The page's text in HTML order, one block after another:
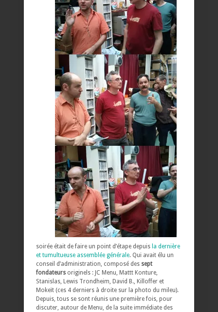
soirée était de faire un point d’étape depuis la dernière
et tumultueuse assemblée générale. Qui avait élu un
conseil d’administration, composé des sept
fondateurs originels : JC Menu, Mattt Konture,
Stanislas, Lewis Trondheim, David B., Killoffer et
Mokeït (ces 4 derniers à droite sur la photo du mileu).
Depuis, tous se sont réunis une première fois, pour
discuter, autour de Menu, de la suite immédiate des